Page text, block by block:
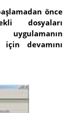
önce
dosyaları
için devamını